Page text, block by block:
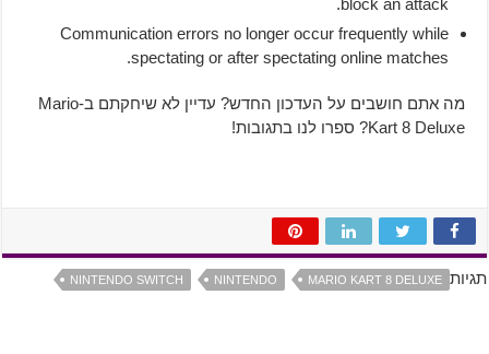
block an attack.
Communication errors no longer occur frequently while
spectating or after spectating online matches.
מה אתם חושבים על העדכון החדש? עדיין לא שיחקתם ב-Mario
Kart 8 Deluxe? ספרו לנו בתגובות!
תגיות MARIO KART 8 DELUXE
NINTENDO
NINTENDO SWITCH